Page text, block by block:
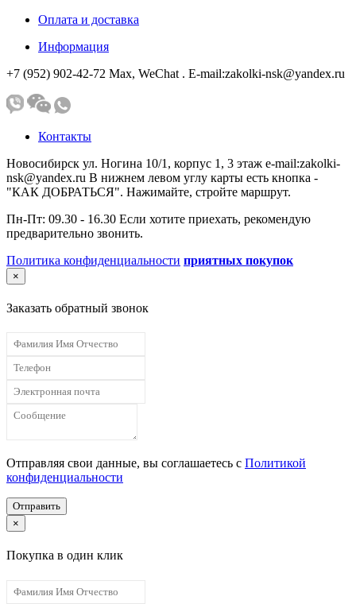
Оплата и доставка
Информация
+7 (952) 902-42-72 Мах, WeChat . E-mail:zakolki-nsk@yandex.ru
Контакты
Новосибирск ул. Ногина 10/1, корпус 1, 3 этаж e-mail:zakolki-
nsk@yandex.ru В нижнем левом углу карты есть кнопка -
"КАК ДОБРАТЬСЯ". Нажимайте, стройте маршрут.
Пн-Пт: 09.30 - 16.30 Если хотите приехать, рекомендую
предварительно звонить.
Политика конфиденциальности приятных покупок
×
Заказать обратный звонок
Отправляя свои данные, вы соглашаетесь с Политикой
конфиденциальности
Отправить
×
Покупка в один клик